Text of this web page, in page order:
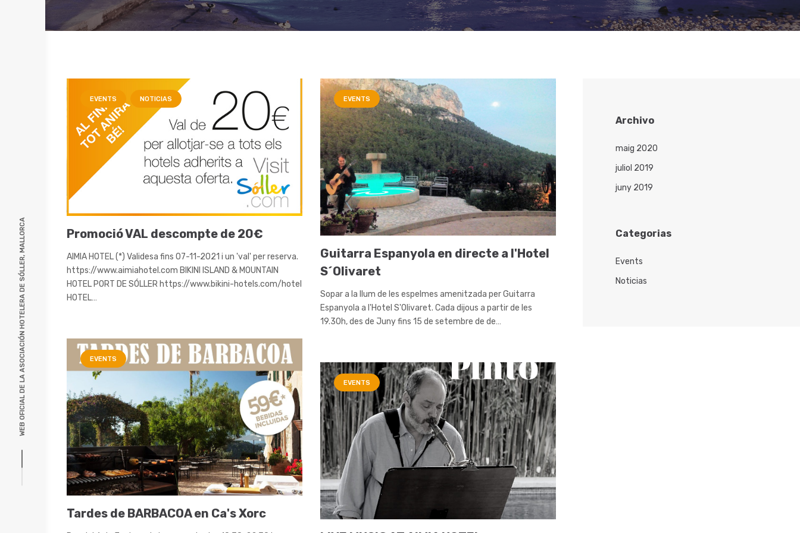
WEB OFICIAL DE LA ASOCIACIÓN HOTELERA DE SÓLLER, MALLORCA
EVENTS NOTICIAS
Promoció VAL descompte de 20€
AIMIA HOTEL (*) Validesa fins 07-11-2021 i un 'val' per reserva.
https://www.aimiahotel.com BIKINI ISLAND & MOUNTAIN
HOTEL PORT DE SÓLLER https://www.bikini-hotels.com/hotel
HOTEL…
EVENTS
Guitarra Espanyola en directe a l'Hotel
S´Olivaret
Sopar a la llum de les espelmes amenitzada per Guitarra
Espanyola a l'Hotel S'Olivaret. Cada dijous a partir de les
19.30h, des de Juny fins 15 de setembre de de…
EVENTS
Tardes de BARBACOA en Ca's Xorc
EVENTS
Archivo
maig 2020
juliol 2019
juny 2019
Categorias
Events
Noticias